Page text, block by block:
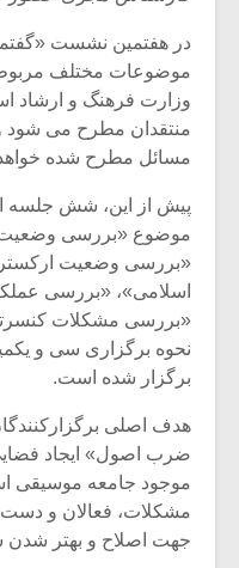
در هفتمین نشست
موضوعات مختلف
وزارت فرهنگ و ارشاد
منتقدان مطرح می شود
مسائل مطرح شده خواهد
پیش از این، شش جلسه
موضوع «بررسی وضعیت
«بررسی وضعیت
«بررسی مشکلات
نحوه برگزاری سی و
برگزار شده است.
هدف اصلی
ضرب اصول» ایجاد
موجود جامعه موسیقی
مشکلات، فعالان و
جهت اصلاح و بهتر